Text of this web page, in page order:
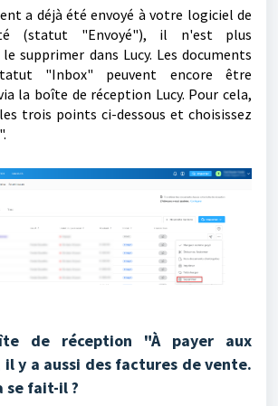
a déjà été envoyé à votre logiciel de
(statut "Envoyé"), il n'est plus
supprimer dans Lucy. Les documents
"Inbox" peuvent encore être
la boîte de réception Lucy. Pour cela,
trois points ci-dessous et choisissez
de réception "À payer aux
y a aussi des factures de vente.
se fait-il ?